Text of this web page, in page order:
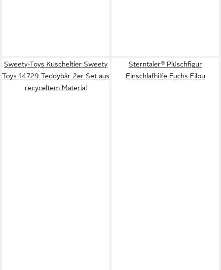
Sweety-Toys Kuscheltier Sweety
Toys 14729 Teddybär 2er Set aus
recyceltem Material
Sterntaler® Plüschfigur
Einschlafhilfe Fuchs Filou